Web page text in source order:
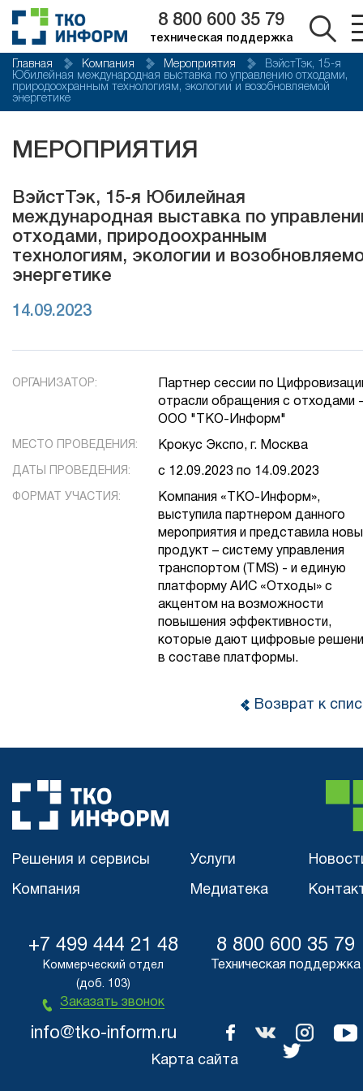
8 800 600 35 79
техническая поддержка
Главная Компания Мероприятия
ВэйстТэк, 15-я
Юбилейная международная выставка по управлению отходами,
природоохранным технологиям, экологии и возобновляемой
энергетике
МЕРОПРИЯТИЯ
ВэйстТэк, 15-я Юбилейная
международная выставка по
отходами, природоохранным
технологиям, экологии и
энергетике
14.09.2023
ОРГАНИЗАТОР:
Партнер сессии по
отрасли обращения с отходами -
ООО "ТКО-Информ"
МЕСТО ПРОВЕДЕНИЯ: Крокус Экспо, г. Москва
ДАТЫ ПРОВЕДЕНИЯ: с 12.09.2023 по 14.09.2023
ФОРМАТ УЧАСТИЯ:
Компания «ТКО-Информ»,
выступила партнером данного
мероприятия и представила
продукт – систему управления
транспортом (TMS) - и единую
платформу АИС «Отходы» с
акцентом на возможности
повышения эффективности,
которые дают цифровые
в составе платформы.
Возврат к
Решения и сервисы
Компания
Услуги
Медиатека
Карта сайта
+7 499 444 21 48
Коммерческий отдел
(доб. 103)
Заказать звонок
8 800 600 35 79
Техническая поддержка
info@tko-inform.ru